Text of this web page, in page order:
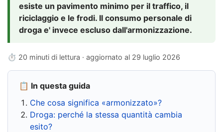
esiste un pavimento minimo per il traffico, il
riciclaggio e le frodi. Il consumo personale di
droga e' invece escluso dall'armonizzazione.
⏱ 20 minuti di lettura · aggiornato al 29 luglio 2026
📋 In questa guida
Che cosa significa «armonizzato»?
Droga: perché la stessa quantità cambia
esito?